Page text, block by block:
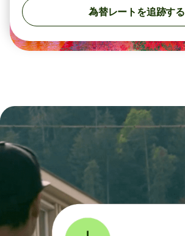
為替レートを追跡する